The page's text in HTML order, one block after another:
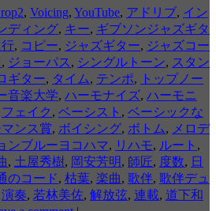
, Voicing, YouTube, アドリブ, イン
ディング, キー, ギブソンジャズギタ
, コピー, ジャズギター, ジャズコー
, ジョーパス , シングルトーン, スタン
ギター, タイム, テンポ,
トップノー
音楽大学, ハーモナイズ, ハーモニ
フェイク , ベーシスト , ベーシックな
ンス賞, ボイシング, ボトム, メロデ
ンブルーヨコハマ, リハモ, ルート ,
, 土屋秀樹, 岡安芳明, 師匠, 度数, 日
のコード, 枯葉, 楽曲, 歌伴, 歌伴デュ
演奏, 若林美佐, 解放弦, 連載, 道下和